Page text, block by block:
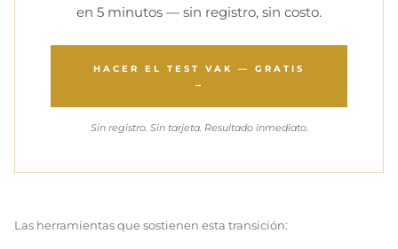
en 5 minutos — sin registro, sin costo.
HACER EL TEST VAK — GRATIS
→
Sin registro. Sin tarjeta. Resultado inmediato.
Las herramientas que sostienen esta transición: